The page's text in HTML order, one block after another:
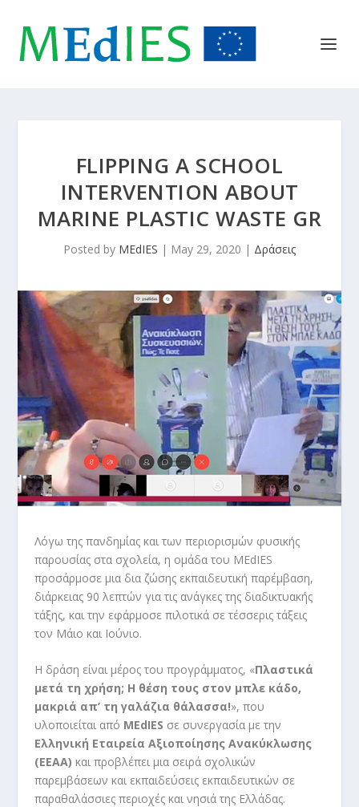
FLIPPING A SCHOOL
INTERVENTION ABOUT
MARINE PLASTIC WASTE GR
Posted by MEdIES | May 29, 2020 | Δράσεις
Λόγω της πανδημίας και των περιορισμών φυσικής
παρουσίας στα σχολεία, η ομάδα του MEdIES
προσάρμοσε μια δια ζώσης εκπαιδευτική παρέμβαση,
διάρκειας 90 λεπτών για τις ανάγκες της διαδικτυακής
τάξης, και την εφάρμοσε πιλοτικά σε τέσσερις τάξεις
τον Μάιο και Ιούνιο.
Η δράση είναι μέρος του προγράμματος, «Πλαστικά
μετά τη χρήση; Η θέση τους στον μπλε κάδο,
μακριά απ’ τη γαλάζια θάλασσα!», που
υλοποιείται από MEdIES σε συνεργασία με την
Ελληνική Εταιρεία Αξιοποίησης Ανακύκλωσης
(ΕΕΑΑ) και προβλέπει μια σειρά σχολικών
παρεμβάσεων και εκπαιδεύσεις εκπαιδευτικών σε
παραθαλάσσιες περιοχές και νησιά της Ελλάδας.